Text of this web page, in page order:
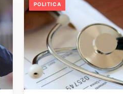
POLITICA